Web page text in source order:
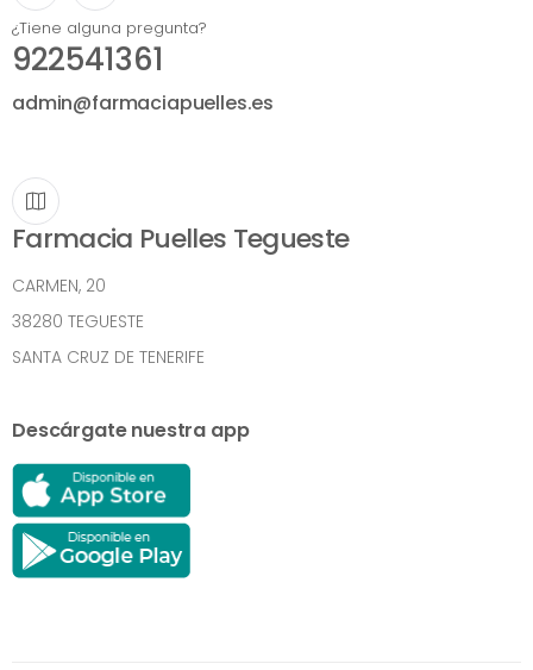
¿Tiene alguna pregunta?
922541361
admin@farmaciapuelles.es
Farmacia Puelles Tegueste
CARMEN, 20
38280 TEGUESTE
SANTA CRUZ DE TENERIFE
Descárgate nuestra app